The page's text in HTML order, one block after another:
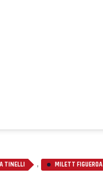
TINELLI , MILETT FIGUEROA